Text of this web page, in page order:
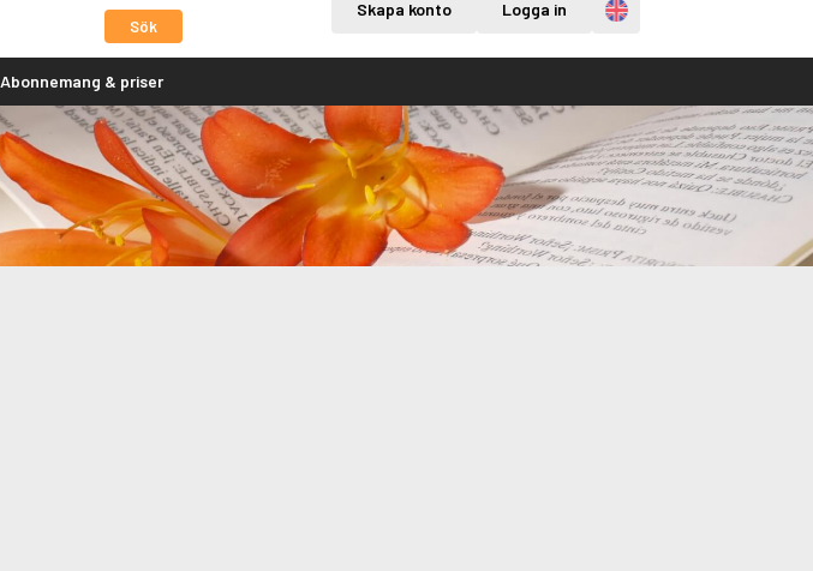
Sök
Skapa konto Logga in Engelska
Abonnemang & priser